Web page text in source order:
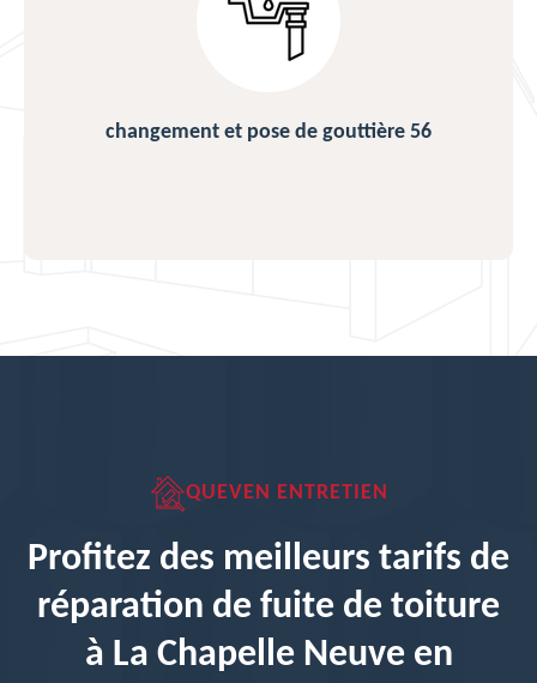
changement et pose de gouttière 56
QUEVEN ENTRETIEN
Profitez des meilleurs tarifs de
réparation de fuite de toiture
à La Chapelle Neuve en